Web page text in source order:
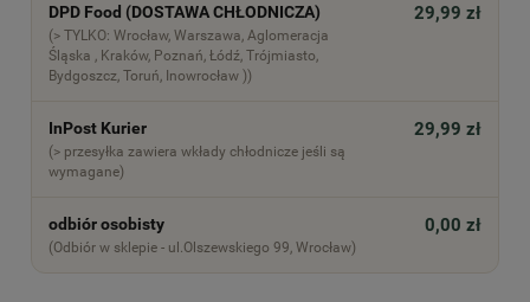
DPD Food (DOSTAWA CHŁODNICZA)
(> TYLKO: Wrocław, Warszawa, Aglomeracja
Śląska , Kraków, Poznań, Łódź, Trójmiasto,
Bydgoszcz, Toruń, Inowrocław ))
29,99 zł
InPost Kurier
(> przesyłka zawiera wkłady chłodnicze jeśli są
wymagane)
29,99 zł
odbiór osobisty
(Odbiór w sklepie - ul.Olszewskiego 99, Wrocław)
0,00 zł